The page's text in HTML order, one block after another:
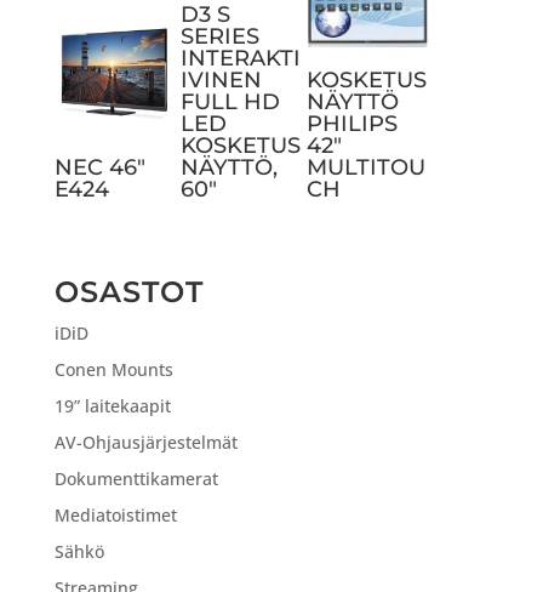
NEC 46″
E424
D3 S
SERIES
INTERAKTI
IVINEN
FULL HD
LED
KOSKETUS
NÄYTTÖ,
60″
KOSKETUS
NÄYTTÖ
PHILIPS
42″
MULTITOU
CH
OSASTOT
iDiD
Conen Mounts
19” laitekaapit
AV-Ohjausjärjestelmät
Dokumenttikamerat
Mediatoistimet
Sähkö